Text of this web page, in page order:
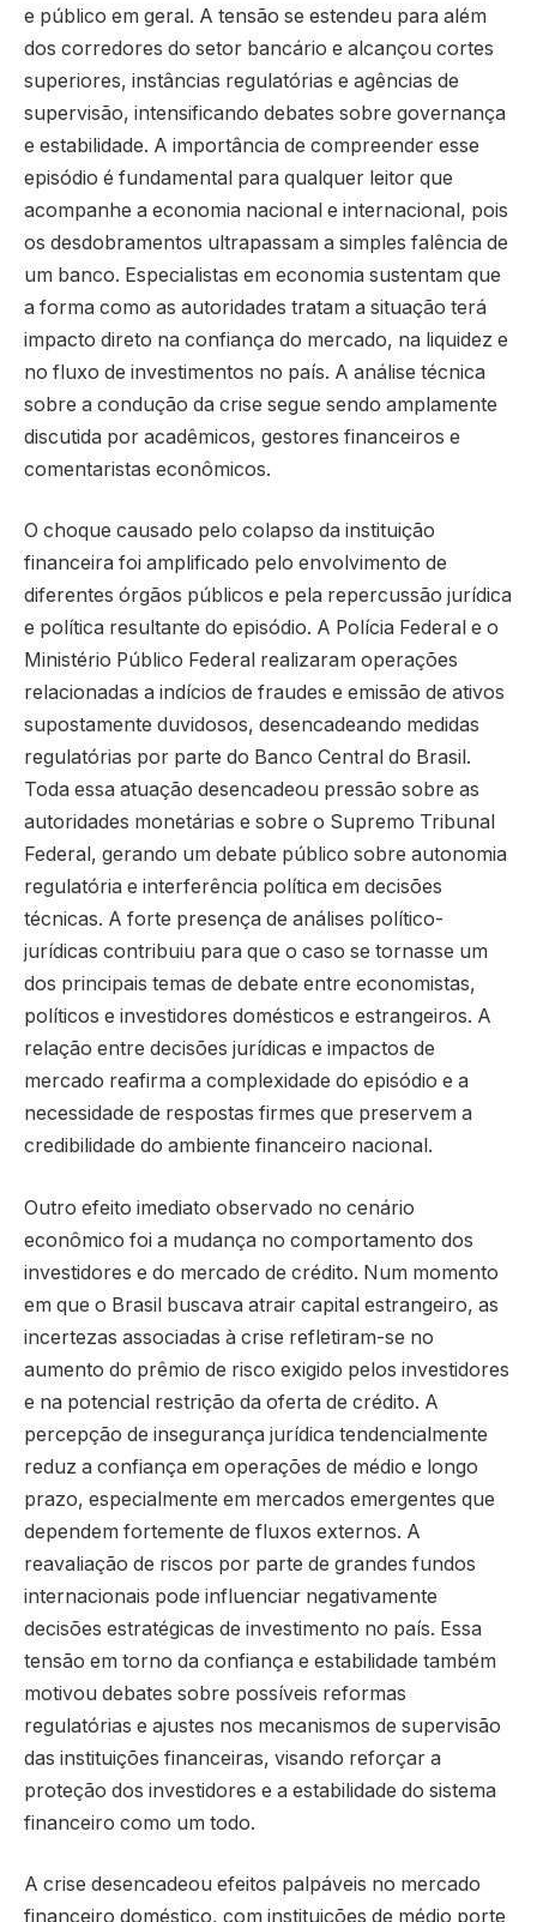
e público em geral. A tensão se estendeu para além
dos corredores do setor bancário e alcançou cortes
superiores, instâncias regulatórias e agências de
supervisão, intensificando debates sobre governança
e estabilidade. A importância de compreender esse
episódio é fundamental para qualquer leitor que
acompanhe a economia nacional e internacional, pois
os desdobramentos ultrapassam a simples falência de
um banco. Especialistas em economia sustentam que
a forma como as autoridades tratam a situação terá
impacto direto na confiança do mercado, na liquidez e
no fluxo de investimentos no país. A análise técnica
sobre a condução da crise segue sendo amplamente
discutida por acadêmicos, gestores financeiros e
comentaristas econômicos.
O choque causado pelo colapso da instituição
financeira foi amplificado pelo envolvimento de
diferentes órgãos públicos e pela repercussão jurídica
e política resultante do episódio. A Polícia Federal e o
Ministério Público Federal realizaram operações
relacionadas a indícios de fraudes e emissão de ativos
supostamente duvidosos, desencadeando medidas
regulatórias por parte do Banco Central do Brasil.
Toda essa atuação desencadeou pressão sobre as
autoridades monetárias e sobre o Supremo Tribunal
Federal, gerando um debate público sobre autonomia
regulatória e interferência política em decisões
técnicas. A forte presença de análises político-
jurídicas contribuiu para que o caso se tornasse um
dos principais temas de debate entre economistas,
políticos e investidores domésticos e estrangeiros. A
relação entre decisões jurídicas e impactos de
mercado reafirma a complexidade do episódio e a
necessidade de respostas firmes que preservem a
credibilidade do ambiente financeiro nacional.
Outro efeito imediato observado no cenário
econômico foi a mudança no comportamento dos
investidores e do mercado de crédito. Num momento
em que o Brasil buscava atrair capital estrangeiro, as
incertezas associadas à crise refletiram-se no
aumento do prêmio de risco exigido pelos investidores
e na potencial restrição da oferta de crédito. A
percepção de insegurança jurídica tendencialmente
reduz a confiança em operações de médio e longo
prazo, especialmente em mercados emergentes que
dependem fortemente de fluxos externos. A
reavaliação de riscos por parte de grandes fundos
internacionais pode influenciar negativamente
decisões estratégicas de investimento no país. Essa
tensão em torno da confiança e estabilidade também
motivou debates sobre possíveis reformas
regulatórias e ajustes nos mecanismos de supervisão
das instituições financeiras, visando reforçar a
proteção dos investidores e a estabilidade do sistema
financeiro como um todo.
A crise desencadeou efeitos palpáveis no mercado
financeiro doméstico, com instituições de médio porte